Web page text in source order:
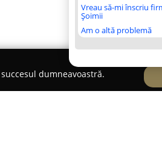
Vreau să-mi înscriu
Șoimii
Am o altă problemă
dumneavoastră.